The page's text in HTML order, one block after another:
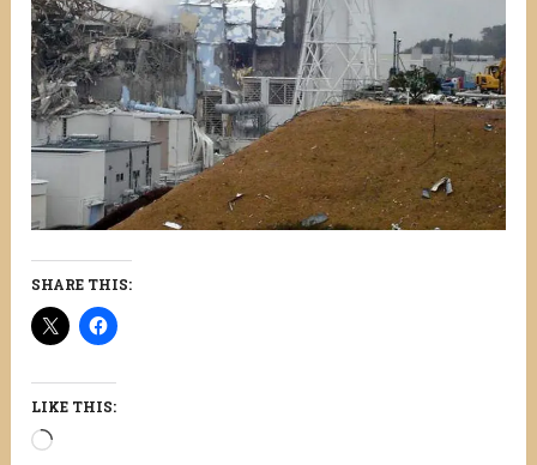
SHARE THIS:
LIKE THIS:
Loading…